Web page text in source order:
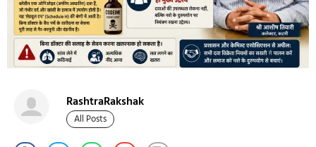
RashtraRakshak
All Posts